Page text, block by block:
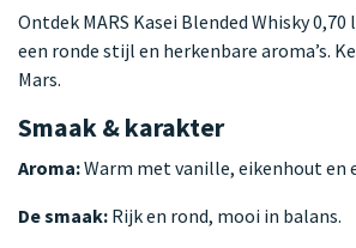
Ontdek MARS Kasei Blended Whisky
een ronde stijl en herkenbare aroma’s.
Mars.
Smaak & karakter
Aroma:Warm met vanille, eikenhout en
De smaak: Rijk en rond, mooi in balans.